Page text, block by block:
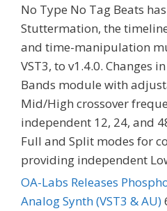
No Type No Tag Beats
Stuttermation, the
and time-manipulation
VST3, to v1.4.0. Changes
Bands module with
Mid/High crossover
independent 12, 24, and
Full and Split modes for
providing independent
OA-Labs Releases
Analog Synth (VST3 & AU)